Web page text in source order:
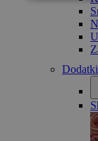
Dodatki